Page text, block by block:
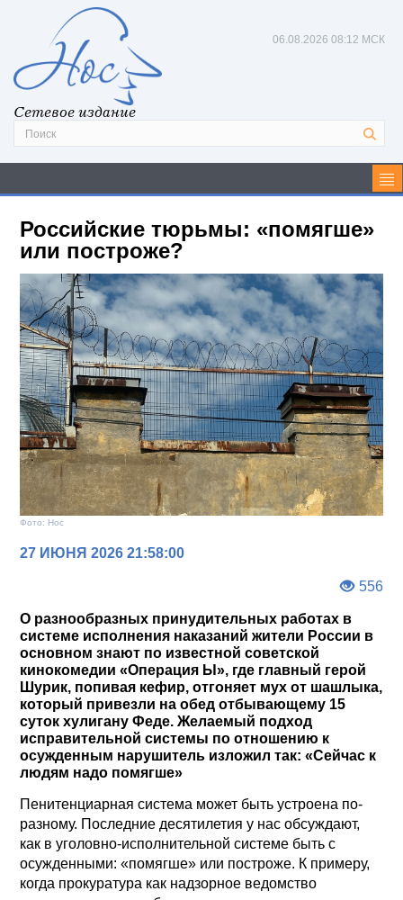
Сетевое издание
06.08.2026 08:12 МСК
Российские тюрьмы: «помягше»
или построже?
Фото: Нос
27 ИЮНЯ 2026 21:58:00
556
О разнообразных принудительных работах в
системе исполнения наказаний жители России в
основном знают по известной советской
кинокомедии «Операция Ы», где главный герой
Шурик, попивая кефир, отгоняет мух от шашлыка,
который привезли на обед отбывающему 15
суток хулигану Феде. Желаемый подход
исправительной системы по отношению к
осужденным нарушитель изложил так: «Сейчас к
людям надо помягше»
Пенитенциарная система может быть устроена по-
разному. Последние десятилетия у нас обсуждают,
как в уголовно-исполнительной системе быть с
осужденными: «помягше» или построже. К примеру,
когда прокуратура как надзорное ведомство